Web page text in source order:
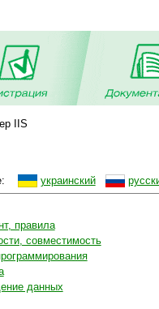
IIS
украинский
правила
совместимость
данных